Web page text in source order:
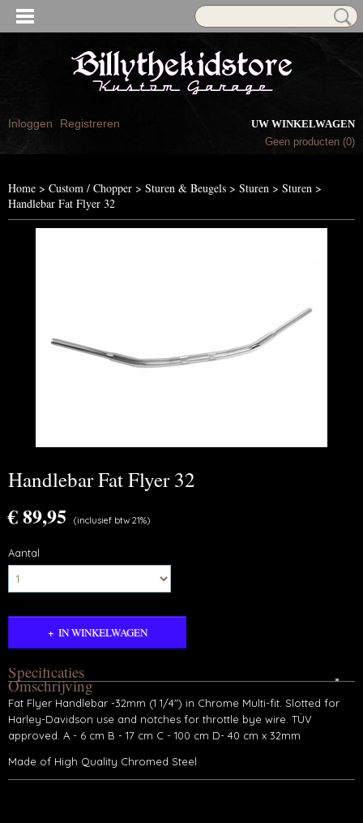
Inloggen Registreren
UW WINKELWAGEN
Geen producten (0)
Home > Custom / Chopper > Sturen & Beugels > Sturen > Sturen >
Handlebar Fat Flyer 32
Handlebar Fat Flyer 32
€ 89,95 (inclusief btw 21%)
Aantal
IN WINKELWAGEN
Specificaties
Productcode
55-5012
Omschrijving
Fat Flyer Handlebar -32mm (1 1/4") in Chrome Multi-fit. Slotted for
Harley-Davidson use and notches for throttle bye wire. TÜV
approved. A - 6 cm B - 17 cm C - 100 cm D- 40 cm x 32mm
Made of High Quality Chromed Steel